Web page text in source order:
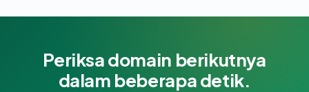
Periksa domain berikutnya
dalam beberapa detik.